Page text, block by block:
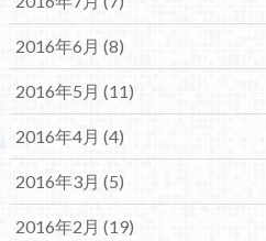
2016年6月 (8)
2016年5月 (11)
2016年4月 (4)
2016年3月 (5)
2016年2月 (19)